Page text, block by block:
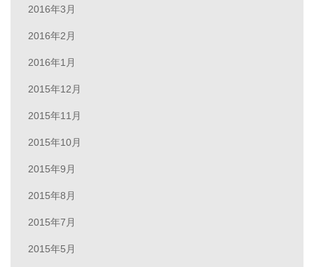
2016年3月
2016年2月
2016年1月
2015年12月
2015年11月
2015年10月
2015年9月
2015年8月
2015年7月
2015年5月